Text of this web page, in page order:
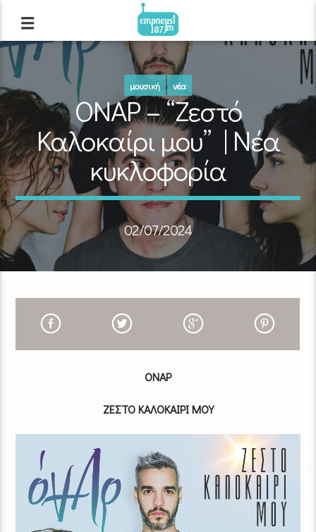
μουσική νέα
ΟΝΑΡ – “Ζεστό
Καλοκαίρι μου” | Νέα
κυκλοφορία
02/07/2024
ΟΝΑΡ
ΖΕΣΤΟ ΚΑΛΟΚΑΙΡΙ ΜΟΥ